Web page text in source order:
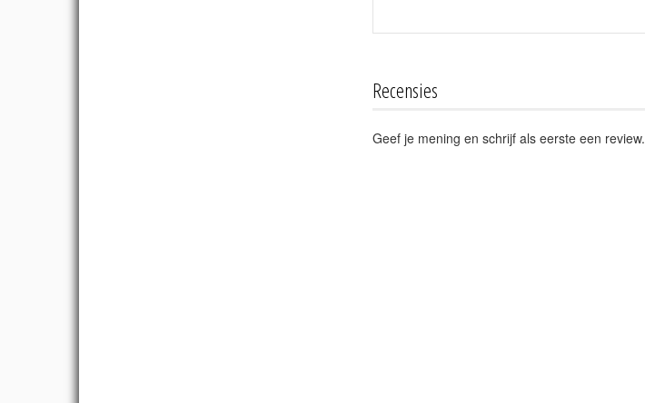
Recensies
Geef je mening en schrijf als eerste een review.